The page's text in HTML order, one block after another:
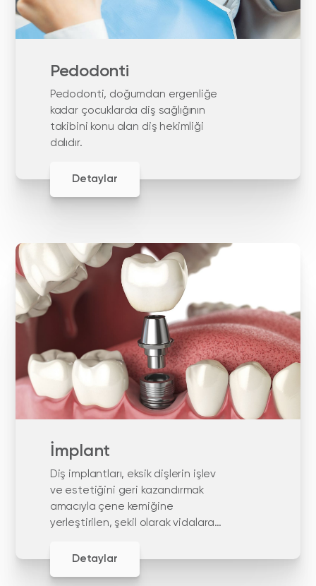
Pedodonti
Pedodonti, doğumdan ergenliğe
kadar çocuklarda diş sağlığının
takibini konu alan diş hekimliği
dalıdır.
Detaylar
İmplant
Diş implantları, eksik dişlerin işlev
ve estetiğini geri kazandırmak
amacıyla çene kemiğine
yerleştirilen, şekil olarak vidalara
implantları, yüksek doku uyumu
Detaylar